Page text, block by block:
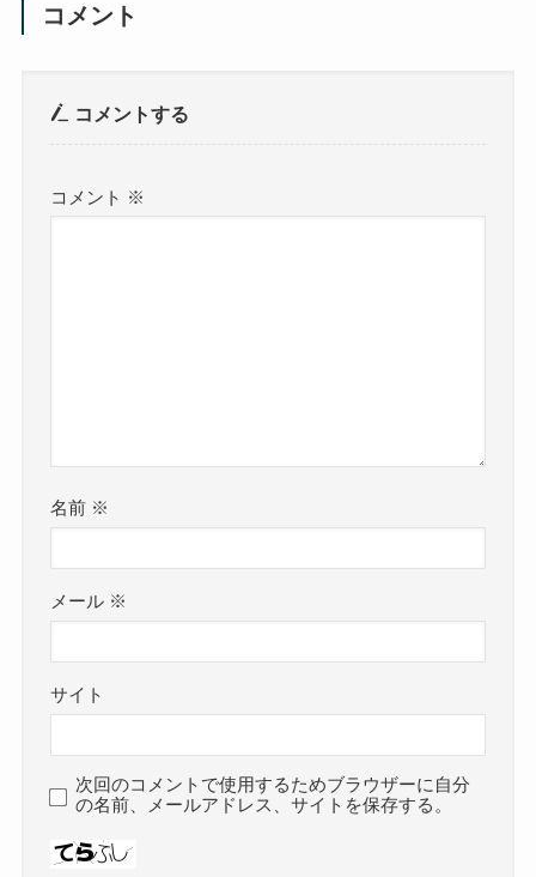
コメント
コメントする
コメント ※
名前 ※
メール ※
サイト
次回のコメントで使用するためブラウザーに自分
の名前、メールアドレス、サイトを保存する。